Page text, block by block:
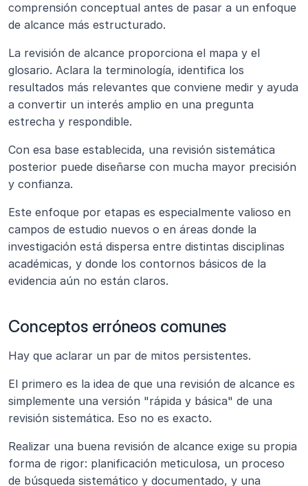
comprensión conceptual antes de pasar a un enfoque
de alcance más estructurado.
La revisión de alcance proporciona el mapa y el
glosario. Aclara la terminología, identifica los
resultados más relevantes que conviene medir y ayuda
a convertir un interés amplio en una pregunta
estrecha y respondible.
Con esa base establecida, una revisión sistemática
posterior puede diseñarse con mucha mayor precisión
y confianza.
Este enfoque por etapas es especialmente valioso en
campos de estudio nuevos o en áreas donde la
investigación está dispersa entre distintas disciplinas
académicas, y donde los contornos básicos de la
evidencia aún no están claros.
Conceptos erróneos comunes
Hay que aclarar un par de mitos persistentes.
El primero es la idea de que una revisión de alcance es
simplemente una versión "rápida y básica" de una
revisión sistemática. Eso no es exacto.
Realizar una buena revisión de alcance exige su propia
forma de rigor: planificación meticulosa, un proceso
de búsqueda sistemático y documentado, y una